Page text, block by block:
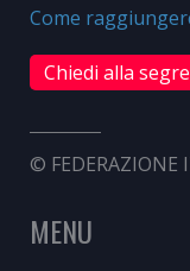
Come
Chiedi alla
© FEDERAZIONE
MENU